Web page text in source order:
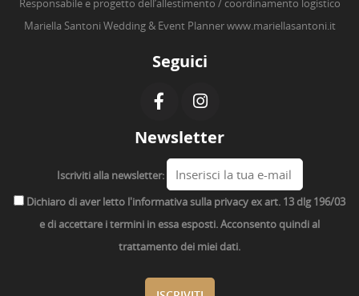
Responsabile e progetto dell’allestimento / coordinamento logistico
Mariella Santoni Wedding & Event Plannerwww.mariellasantoni.it
Seguici
Newsletter
Iscriviti alla newsletter:
Dichiaro di aver letto l'informativa sulla privacy ex art. 13 dlg 196/03
e di accettare i termini in essa esposti. Acconsento quindi al
trattamento dei miei dati.